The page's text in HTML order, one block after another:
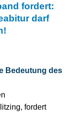
fordert:
darf
Bedeutung des
fordert